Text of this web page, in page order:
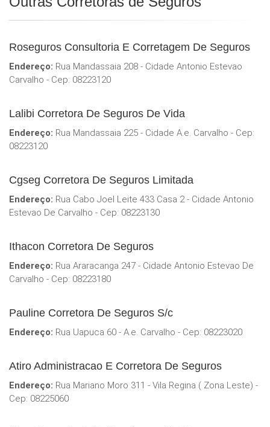
Roseguros Consultoria E Corretagem De Seguros
Endereço: Rua Mandassaia 208 - Cidade Antonio Estevao
Carvalho - Cep: 08223120
Lalibi Corretora De Seguros De Vida
Endereço: Rua Mandassaia 225 - Cidade A.e. Carvalho - Cep:
08223120
Cgseg Corretora De Seguros Limitada
Endereço: Rua Cabo Joel Leite 433 Casa 2 - Cidade Antonio
Estevao De Carvalho - Cep: 08223130
Ithacon Corretora De Seguros
Endereço: Rua Araracanga 247 - Cidade Antonio Estevao De
Carvalho - Cep: 08223180
Pauline Corretora De Seguros S/c
Endereço: Rua Uapuca 60 - A.e. Carvalho - Cep: 08223020
Atiro Administracao E Corretora De Seguros
Endereço: Rua Mariano Moro 311 - Vila Regina ( Zona Leste) -
Cep: 08225060